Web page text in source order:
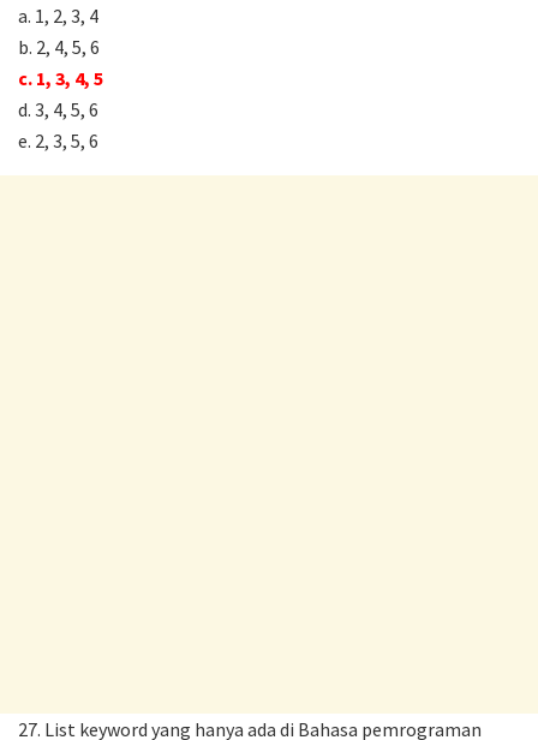
a. 1, 2, 3, 4
b. 2, 4, 5, 6
c. 1, 3, 4, 5
d. 3, 4, 5, 6
e. 2, 3, 5, 6
27. List keyword yang hanya ada di Bahasa pemrograman